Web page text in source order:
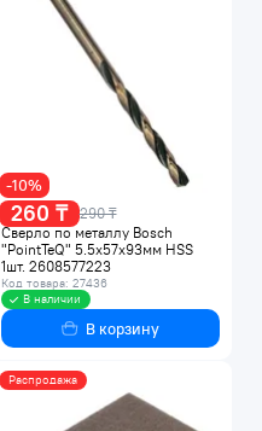
260 ₸ 290 ₸
-10%
Сверло по металлу Bosch
"PointTeQ" 5.5х57х93мм HSS
1шт. 2608577223
Код товара: 27436
В наличии
В корзину
Распродажа